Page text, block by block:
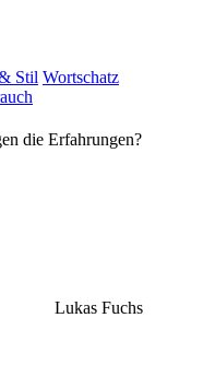
Stil Wortschatz
die Erfahrungen?
Lukas Fuchs